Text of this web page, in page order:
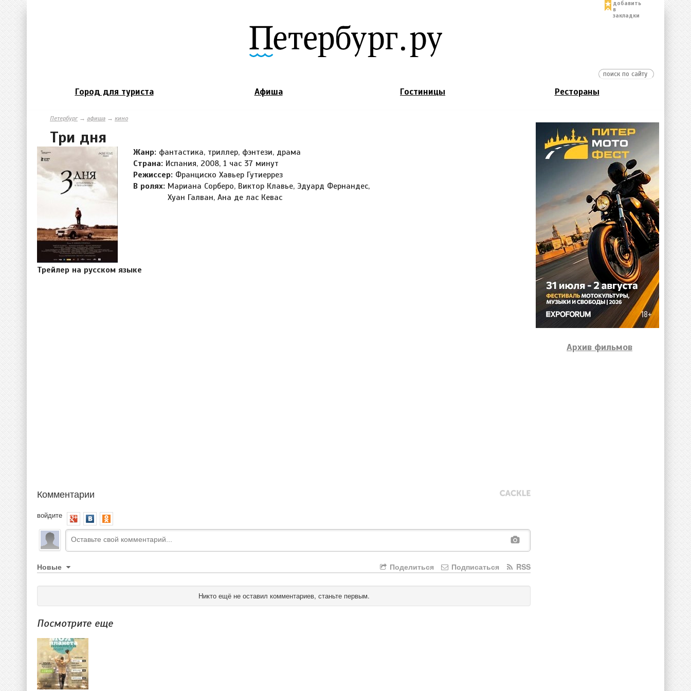
добавить
в
закладки
Город для туриста Афиша Гостиницы Рестораны
Петербург→ афиша → кино
Три дня
Жанр: фантастика, триллер, фэнтези, драма
Страна: Испания, 2008, 1 час 37 минут
Режиссер: Франциско Хавьер Гутиеррез
В ролях: Мариана Сорберо, Виктор Клавье, Эдуард Фернандес,
Хуан Галван, Ана де лас Кевас
Трейлер на русском языке
Комментарии
войдите
Новые RSS
Подписаться
Поделиться
Никто ещё не оставил комментариев, станьте первым.
Посмотрите еще
Архив фильмов